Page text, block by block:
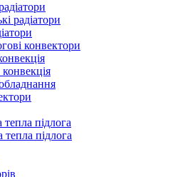
радіатори
конвектори
тепла підлога
підлога